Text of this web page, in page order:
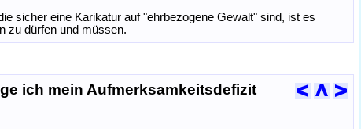
sicher eine Karikatur auf "ehrbezogene Gewalt" sind, ist es
zu dürfen und müssen.
ich mein Aufmerksamkeitsdefizit